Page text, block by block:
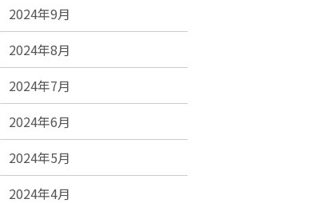
2024年9月
2024年8月
2024年7月
2024年6月
2024年5月
2024年4月